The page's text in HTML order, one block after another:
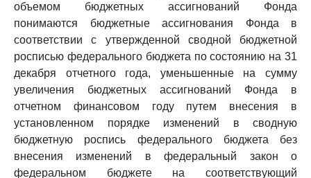
объемом бюджетных ассигнований Фонда
понимаются бюджетные ассигнования Фонда в
соответствии с утвержденной сводной бюджетной
росписью федерального бюджета по состоянию на 31
декабря отчетного года, уменьшенные на сумму
увеличения бюджетных ассигнований Фонда в
отчетном финансовом году путем внесения в
установленном порядке изменений в сводную
бюджетную роспись федерального бюджета без
внесения изменений в федеральный закон о
федеральном бюджете на соответствующий